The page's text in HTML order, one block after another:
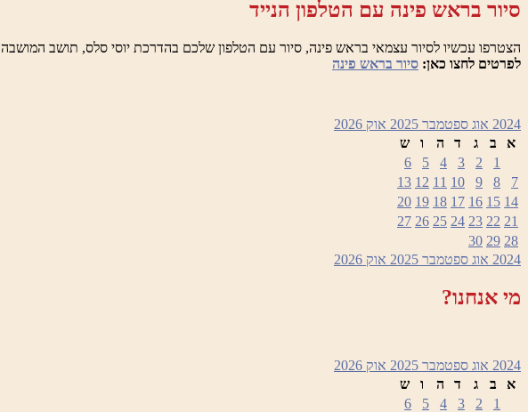
סיור בראש פינה עם הטלפון הנייד
הצטרפו עכשיו לסיור עצמאי בראש פינה, סיור עם הטלפון שלכם בהדרכת יוסי סלס, תושב המושבה
לפרטים לחצו כאן: סיור בראש פינה
2024 אוג ספטמבר 2025 אוק 2026
א
ב ג ד ה ו
ש
1
2
3
4
5
6
7
8
9
10
11
12
13
14
15
16
17
18
19
20
21
22
23
24
25
26
27
28
29
30
2024 אוג ספטמבר 2025 אוק 2026
מי אנחנו?
2024 אוג ספטמבר 2025 אוק 2026
א
ב ג ד ה ו
ש
1
2
3
4
5
6